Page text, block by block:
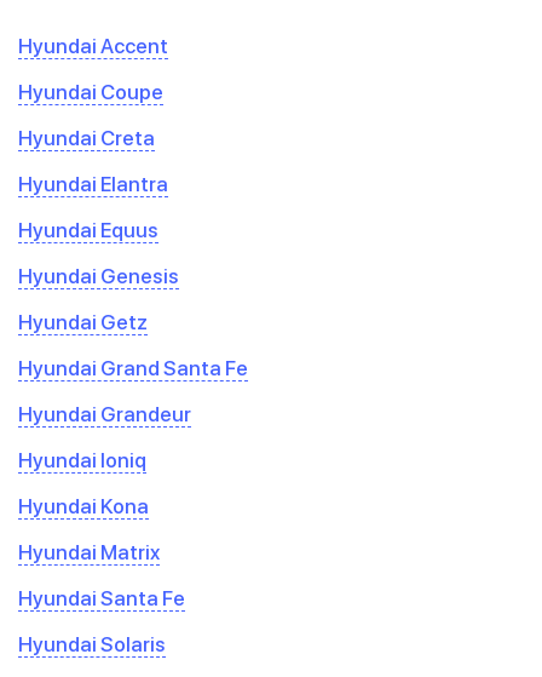
Hyundai Accent
Hyundai Coupe
Hyundai Creta
Hyundai Elantra
Hyundai Equus
Hyundai Genesis
Hyundai Getz
Hyundai Grand Santa Fe
Hyundai Grandeur
Hyundai Ioniq
Hyundai Kona
Hyundai Matrix
Hyundai Santa Fe
Hyundai Solaris